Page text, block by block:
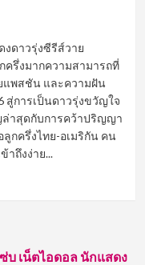
งดาวรุ่งซีรีส์วาย
ครึ่งมากความสามารถที่
แพสชัน และความฝัน
สู่การเป็นดาวรุ่งขวัญใจ
ล่าสุดกับการคว้าปริญญา
กครึ่งไทย-อเมริกัน คน
ถึงง่าย...
บ เน็ตไอดอล นักแสดง